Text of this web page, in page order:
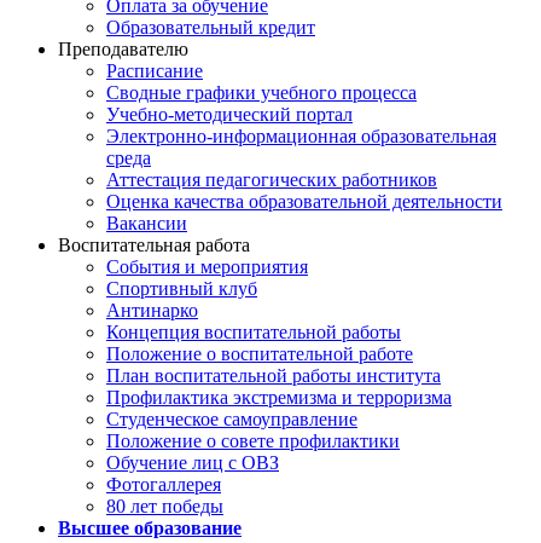
Оплата за обучение
Образовательный кредит
Преподавателю
Расписание
Сводные графики учебного процесса
Учебно-методический портал
Электронно-информационная образовательная
среда
Аттестация педагогических работников
Оценка качества образовательной деятельности
Вакансии
Воспитательная работа
События и мероприятия
Спортивный клуб
Антинарко
Концепция воспитательной работы
Положение о воспитательной работе
План воспитательной работы института
Профилактика экстремизма и терроризма
Студенческое самоуправление
Положение о совете профилактики
Обучение лиц с ОВЗ
Фотогаллерея
80 лет победы
Высшее образование